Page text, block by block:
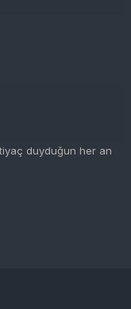
duyduğun her an